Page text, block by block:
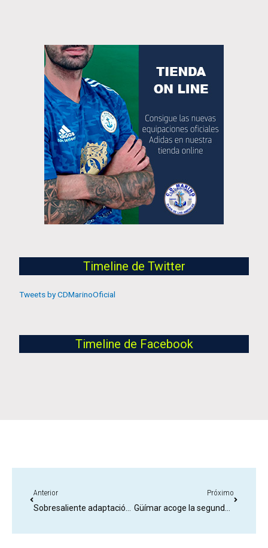
Timeline de Twitter
Tweets by CDMarinoOficial
Timeline de Facebook
Anterior
Sobresaliente adaptación de Diego en el Albacete Balompié
Próximo
Güímar acoge la segunda jornada de campo a través de los Juegos Cabildo